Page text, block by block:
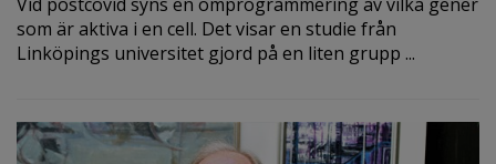
som är aktiva i en cell. Det visar en studie från
Linköpings universitet gjord på en liten grupp ...